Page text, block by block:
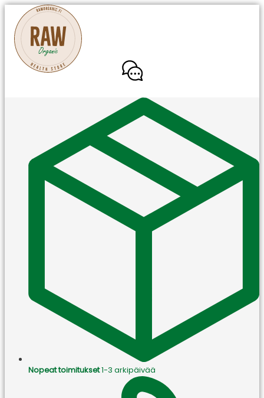
Mene
sisältöön
Nopeat toimitukset1-3 arkipäivää